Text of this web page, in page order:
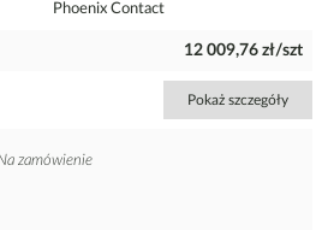
Phoenix Contact
12 009,76 zł/szt
Pokaż szczegóły
zamówienie